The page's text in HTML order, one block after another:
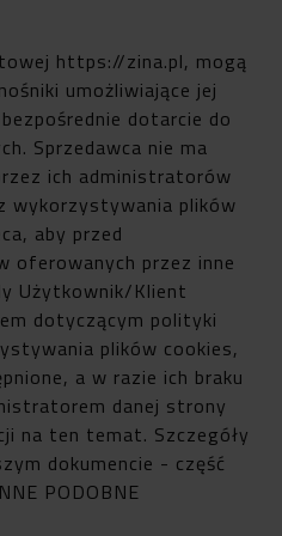
https://zina.pl, mogą
umożliwiające jej
dotarcie do
Sprzedawca nie ma
ich administratorów
wykorzystywania plików
aby przed
oferowanych przez inne
Użytkownik/Klient
dotyczącym polityki
plików cookies,
a w razie ich braku
danej strony
na ten temat. Szczegóły
dokumencie - część
PODOBNE